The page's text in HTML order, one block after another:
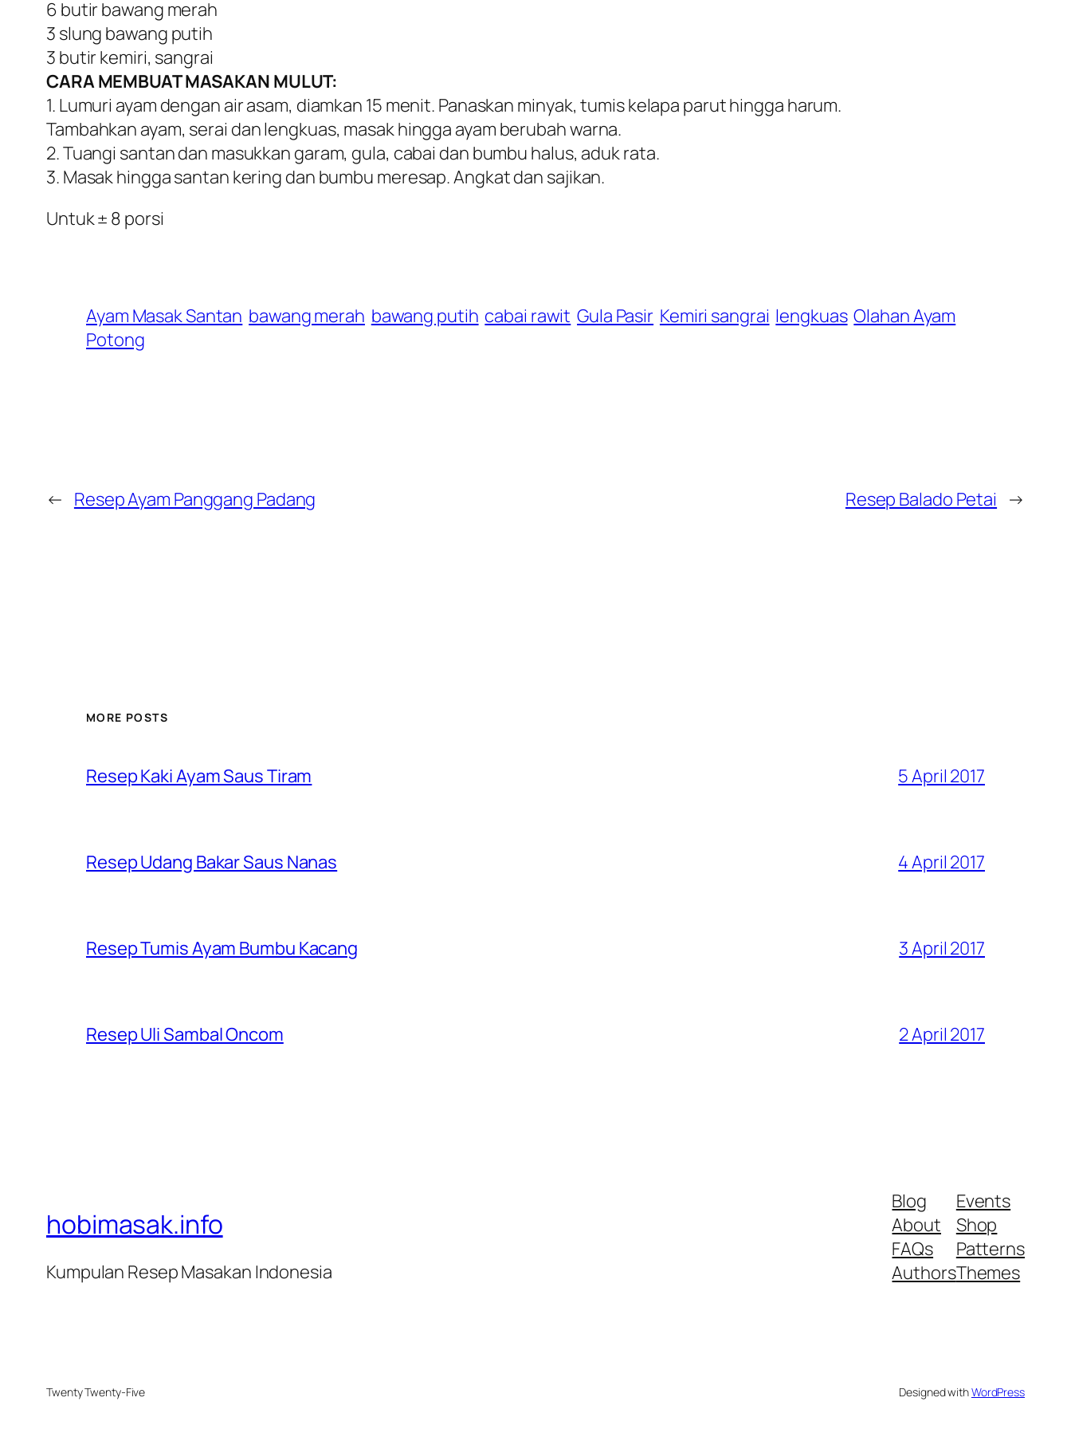
6 butir bawang merah
3 slung bawang putih
3 butir kemiri, sangrai
CARA MEMBUAT MASAKAN MULUT:
1. Lumuri ayam dengan air asam, diamkan 15 menit. Panaskan minyak, tumis kelapa parut hingga harum.
Tambahkan ayam, serai dan lengkuas, masak hingga ayam berubah warna.
2. Tuangi santan dan masukkan garam, gula, cabai dan bumbu halus, aduk rata.
3. Masak hingga santan kering dan bumbu meresap. Angkat dan sajikan.
Untuk ± 8 porsi
Ayam Masak Santan bawang merah bawang putih cabai rawit Gula Pasir Kemiri sangrai lengkuas Olahan Ayam
Potong
← Resep Ayam Panggang Padang Resep Balado Petai →
MORE POSTS
Resep Kaki Ayam Saus Tiram 5 April 2017
Resep Udang Bakar Saus Nanas 4 April 2017
Resep Tumis Ayam Bumbu Kacang 3 April 2017
Resep Uli Sambal Oncom 2 April 2017
hobimasak.info
Kumpulan Resep Masakan Indonesia
Blog
About
FAQs
Authors
Events
Shop
Patterns
Themes
Twenty Twenty-Five Designed withWordPress